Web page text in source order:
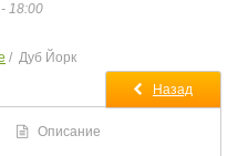
18:00
/ Дуб Йорк
Описание
Назад